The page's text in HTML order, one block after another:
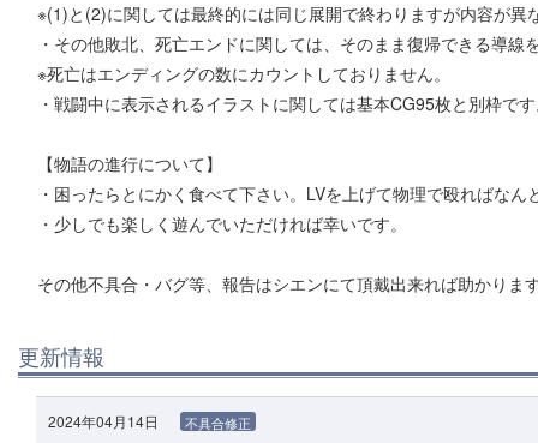
※(1)と(2)に関しては最終的には同じ展開で終わりますが内容が異
・その他敗北、死亡エンドに関しては、そのまま復帰できる導線
※死亡はエンディングの数にカウントしておりません。
・戦闘中に表示されるイラストに関しては基本CG95枚と別枠で
【物語の進行について】
・困ったらとにかく食べて下さい。LVを上げて物理で殴ればなん
・少しでも楽しく遊んでいただければ幸いです。
その他不具合・バグ等、報告はシエンにて頂戴出来れば助かりま
更新情報
2024年04月14日 不具合修正